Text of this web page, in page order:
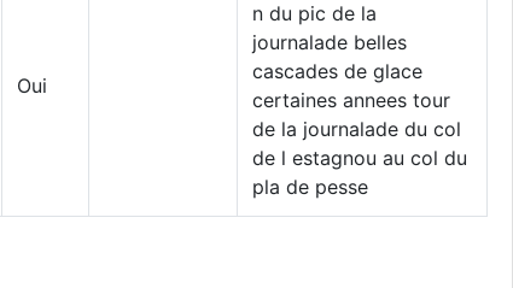
Oui
n du pic de la
journalade belles
cascades de glace
certaines annees tour
de la journalade du col
de l estagnou au col du
pla de pesse